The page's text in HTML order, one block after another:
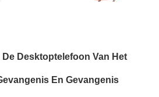
Desktoptelefoon Van Het
En Gevangenis